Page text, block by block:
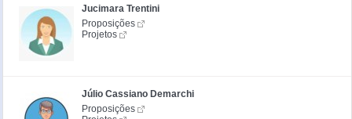
Jucimara Trentini
Proposições
Projetos
Júlio Cassiano Demarchi
Proposições